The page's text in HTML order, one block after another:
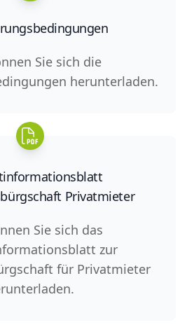
Sie sich die
herunterladen.
Privatmieter
Sie sich das
zur
für Privatmieter